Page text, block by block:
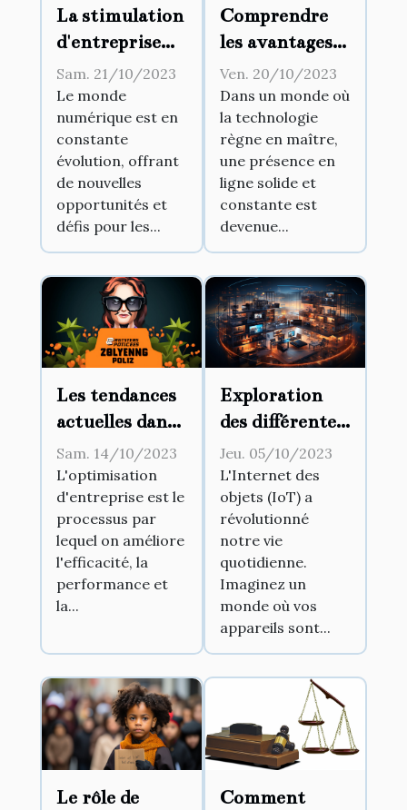
La stimulation
d'entreprise
par le biais des
réseaux
sociaux
Sam. 21/10/2023
Le monde
numérique est en
constante
évolution, offrant
de nouvelles
opportunités et
défis pour les...
Comprendre
les avantages
d'un
hébergement
web haute
performance
Ven. 20/10/2023
Dans un monde où
la technologie
règne en maître,
une présence en
ligne solide et
constante est
devenue...
Les tendances
actuelles dans
l'optimisation
d'entreprise
Sam. 14/10/2023
L'optimisation
d'entreprise est le
processus par
lequel on améliore
l'efficacité, la
performance et
la...
Exploration
des différentes
utilisations de
l'IoT dans la
vie
quotidienne
Jeu. 05/10/2023
L'Internet des
objets (IoT) a
révolutionné
notre vie
quotidienne.
Imaginez un
monde où vos
appareils sont...
Le rôle de
Comment